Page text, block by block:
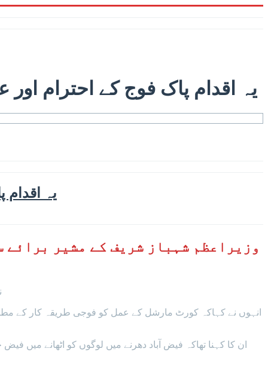
یہ اقدام پاک فوج کے احترام
یہ
وزیراعظم شہباز شریف کے مشیر
انہوں نے کہاکہ کورٹ مارشل کے عمل کو فوجی طریقہ کار کے
ان کا کہنا تھاکہ فیض آباد دھرنے میں لوگوں کو اٹھانے میں